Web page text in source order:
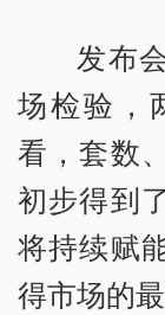
发布
场检验，
看，套数
初步得到
将持续赋
得市场的最